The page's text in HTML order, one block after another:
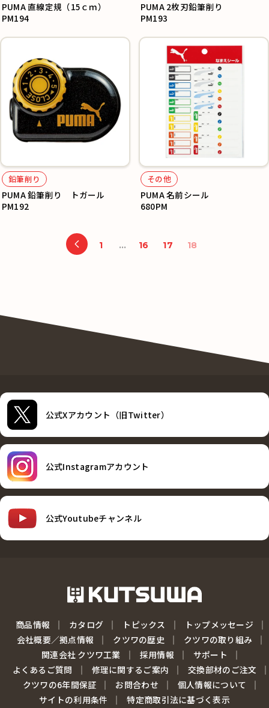
PUMA 直線定規（15ｃｍ）
PM194
PUMA 2枚刃鉛筆削り
PM193
鉛筆削り
PUMA 鉛筆削り トガール
PM192
その他
PUMA 名前シール
680PM
1 … 16 17 18
公式Xアカウント（旧Twitter）
公式Instagramアカウント
公式Youtubeチャンネル
商品情報 カタログ トピックス
トップメッセージ
会社概要／拠点情報
クツワの歴史
クツワの取り組み
関連会社 クツワ工業
採用情報
サポート
よくあるご質問
修理に関するご案内
交換部材のご注文
クツワの6年間保証
お問合わせ
個人情報について
サイトの利用条件
特定商取引法に基づく表示